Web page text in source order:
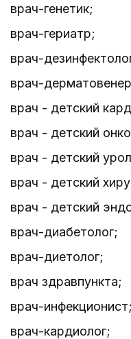
врач-генетик;
врач-гериатр;
врач-
врач-
врач - детский
врач - детский
врач - детский
врач - детский
врач - детский
врач-диабетолог;
врач-диетолог;
врач здравпункта;
врач-инфекционист;
врач-кардиолог;